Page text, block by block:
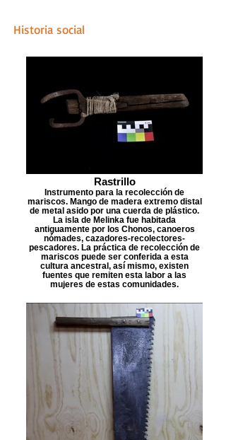
Historia social
Rastrillo
Instrumento para la recolección de
mariscos. Mango de madera extremo distal
de metal asido por una cuerda de plástico.
La isla de Melinka fue habitada
antiguamente por los Chonos, canoeros
nómades, cazadores-recolectores-
pescadores. La práctica de recolección de
mariscos puede ser conferida a esta
cultura ancestral, así mismo, existen
fuentes que remiten esta labor a las
mujeres de estas comunidades.